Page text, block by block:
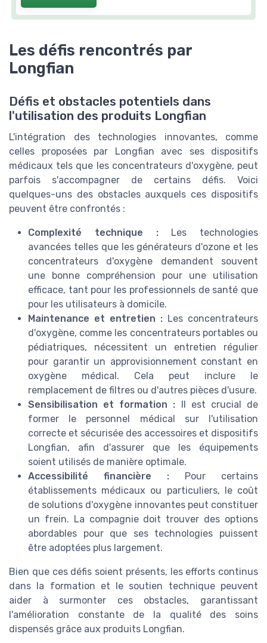
Les défis rencontrés par
Longfian
Défis et obstacles potentiels dans
l'utilisation des produits Longfian
L'intégration des technologies innovantes, comme
celles proposées par Longfian avec ses dispositifs
médicaux tels que les concentrateurs d'oxygène, peut
parfois s'accompagner de certains défis. Voici
quelques-uns des obstacles auxquels ces dispositifs
peuvent être confrontés :
Complexité technique :Les technologies
avancées telles que les générateurs d'ozone et les
concentrateurs d'oxygène demandent souvent
une bonne compréhension pour une utilisation
efficace, tant pour les professionnels de santé que
pour les utilisateurs à domicile.
Maintenance et entretien : Les concentrateurs
d'oxygène, comme les concentrateurs portables ou
pédiatriques, nécessitent un entretien régulier
pour garantir un approvisionnement constant en
oxygène médical. Cela peut inclure le
remplacement de filtres ou d'autres pièces d'usure.
Sensibilisation et formation : Il est crucial de
former le personnel médical sur l'utilisation
correcte et sécurisée des accessoires et dispositifs
Longfian, afin d'assurer que les équipements
soient utilisés de manière optimale.
Accessibilité financière : Pour certains
établissements médicaux ou particuliers, le coût
de solutions d'oxygène innovantes peut constituer
un frein. La compagnie doit trouver des options
abordables pour que ses technologies puissent
être adoptées plus largement.
Bien que ces défis soient présents, les efforts continus
dans la formation et le soutien technique peuvent
aider à surmonter ces obstacles, garantissant
l'amélioration constante de la qualité des soins
dispensés grâce aux produits Longfian.